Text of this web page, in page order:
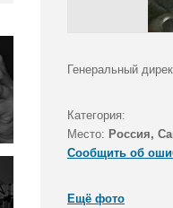
Генеральный
Категория:
Место: Россия,
Сообщить об
Ещё фото